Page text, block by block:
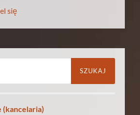
się
(kancelaria)